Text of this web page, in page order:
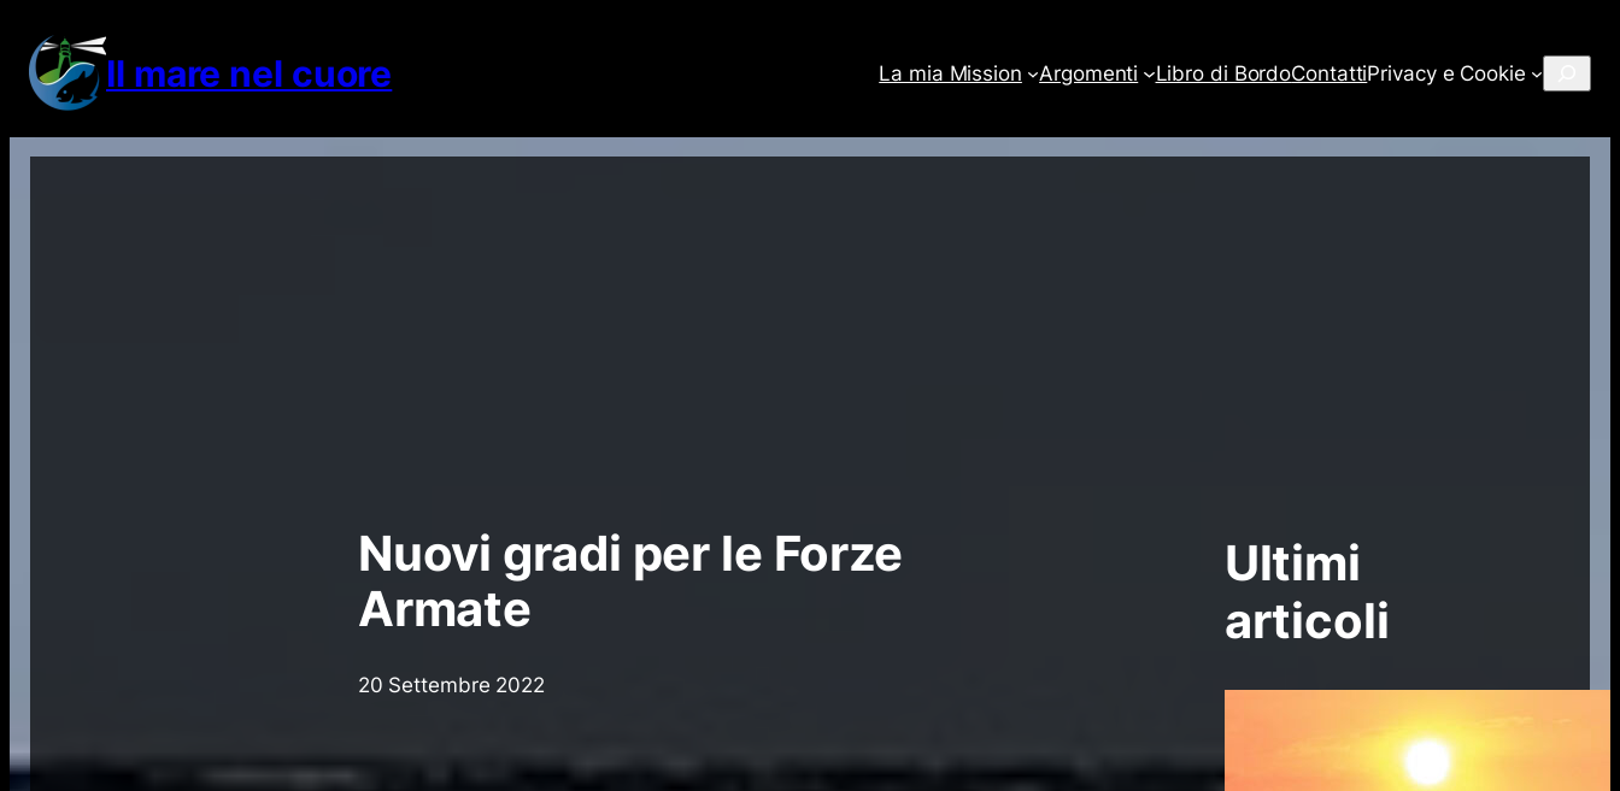
contenuto Il mare nel cuore La mia Mission Argomenti Libro di BordoContattiPrivacy e Cookie
Nuovi gradi per le Forze
Armate
20 Settembre 2022
Ultimi
articoli